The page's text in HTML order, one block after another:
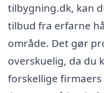
tilbygning.dk, kan
tilbud fra erfarne
område. Det gør
overskuelig, da du
forskellige